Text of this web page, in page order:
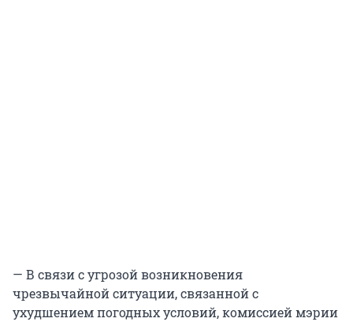
— В связи с угрозой возникновения
чрезвычайной ситуации, связанной с
ухудшением погодных условий, комиссией мэрии